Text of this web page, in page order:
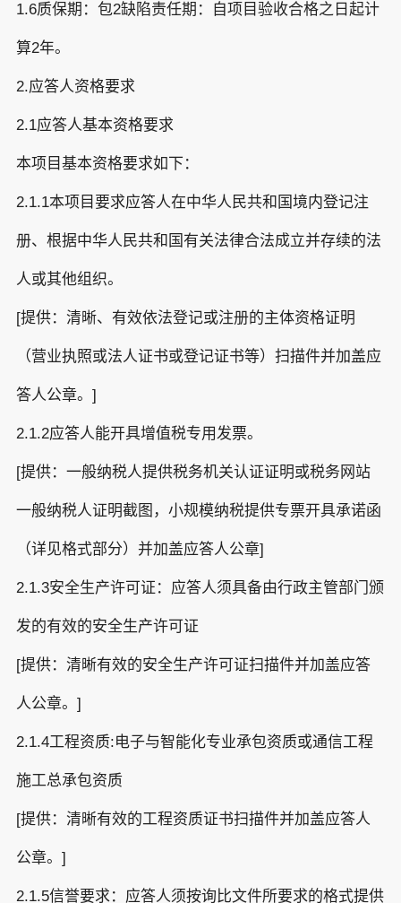
1.6质保期：包2缺陷责任期：自项目验收合格之日起计
算2年。
2.应答人资格要求
2.1应答人基本资格要求
本项目基本资格要求如下：
2.1.1本项目要求应答人在中华人民共和国境内登记注
册、根据中华人民共和国有关法律合法成立并存续的法
人或其他组织。
[提供：清晰、有效依法登记或注册的主体资格证明
（营业执照或法人证书或登记证书等）扫描件并加盖应
答人公章。]
2.1.2应答人能开具增值税专用发票。
[提供：一般纳税人提供税务机关认证证明或税务网站
一般纳税人证明截图，小规模纳税提供专票开具承诺函
（详见格式部分）并加盖应答人公章]
2.1.3安全生产许可证：应答人须具备由行政主管部门颁
发的有效的安全生产许可证
[提供：清晰有效的安全生产许可证扫描件并加盖应答
人公章。]
2.1.4工程资质:电子与智能化专业承包资质或通信工程
施工总承包资质
[提供：清晰有效的工程资质证书扫描件并加盖应答人
公章。]
2.1.5信誉要求：应答人须按询比文件所要求的格式提供